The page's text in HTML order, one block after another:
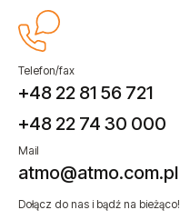
Telefon/fax
+48 22 81 56 721
+48 22 74 30 000
Mail
atmo@atmo.com.pl
Dołącz do nas i bądź na bieżąco!